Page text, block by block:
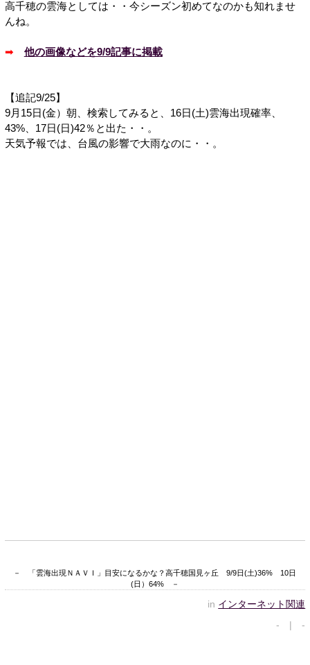
高千穂の雲海としては・・今シーズン初めてなのかも知れませ
んね。
➡ 他の画像などを9/9記事に掲載
【追記9/25】
9月15日(金）朝、検索してみると、16日(土)雲海出現確率、
43%、17日(日)42％と出た・・。
天気予報では、台風の影響で大雨なのに・・。
－ 「雲海出現ＮＡＶＩ」目安になるかな？高千穂国見ヶ丘 9/9日(土)36% 10日
(日）64% －
in インターネット関連
- | -